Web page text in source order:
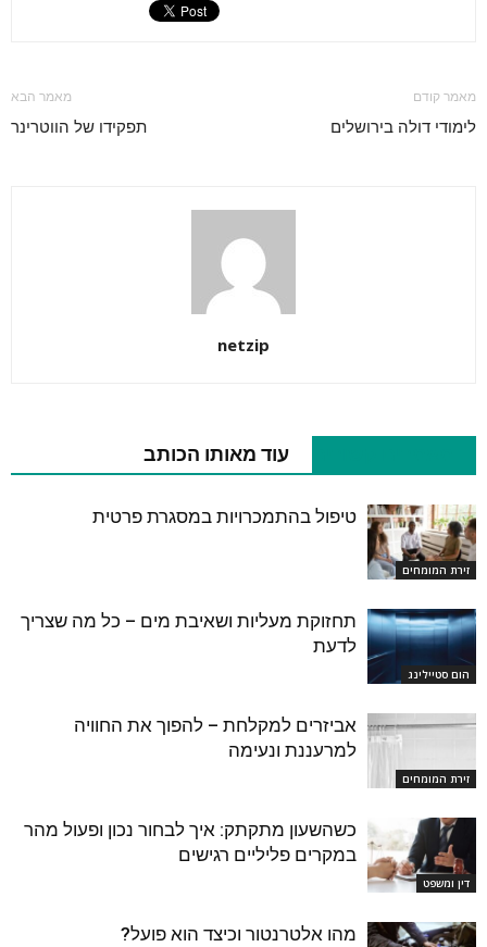
מאמר קודם
לימודי דולה בירושלים
מאמר הבא
תפקידו של הווטרינר
netzip
עוד מאותו הכותב
זירת המומחים
טיפול בהתמכרויות במסגרת פרטית
הום סטיילינג
תחזוקת מעליות ושאיבת מים – כל מה שצריך
לדעת
זירת המומחים
אביזרים למקלחת – להפוך את החוויה
למרעננת ונעימה
דין ומשפט
כשהשעון מתקתק: איך לבחור נכון ופעול מהר
במקרים פליליים רגישים
מהו אלטרנטור וכיצד הוא פועל?